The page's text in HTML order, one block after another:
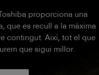
proporciona una
que es recull a la màxima
contingut. Així, tot el que
que sigui millor.